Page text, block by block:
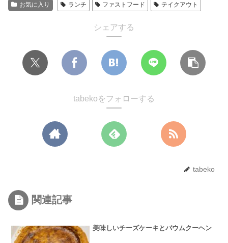
お気に入り ランチ ファストフード テイクアウト
シェアする
tabekoをフォローする
tabeko
関連記事
美味しいチーズケーキとバウムクーヘン